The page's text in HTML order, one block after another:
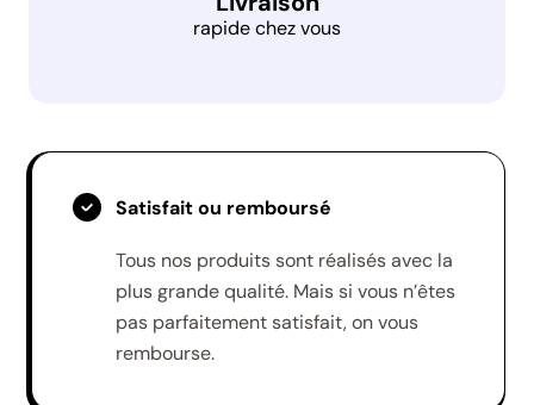
rapide chez vous
Satisfait ou remboursé
Tous nos produits sont réalisés avec la
plus grande qualité. Mais si vous n’êtes
pas parfaitement satisfait, on vous
rembourse.